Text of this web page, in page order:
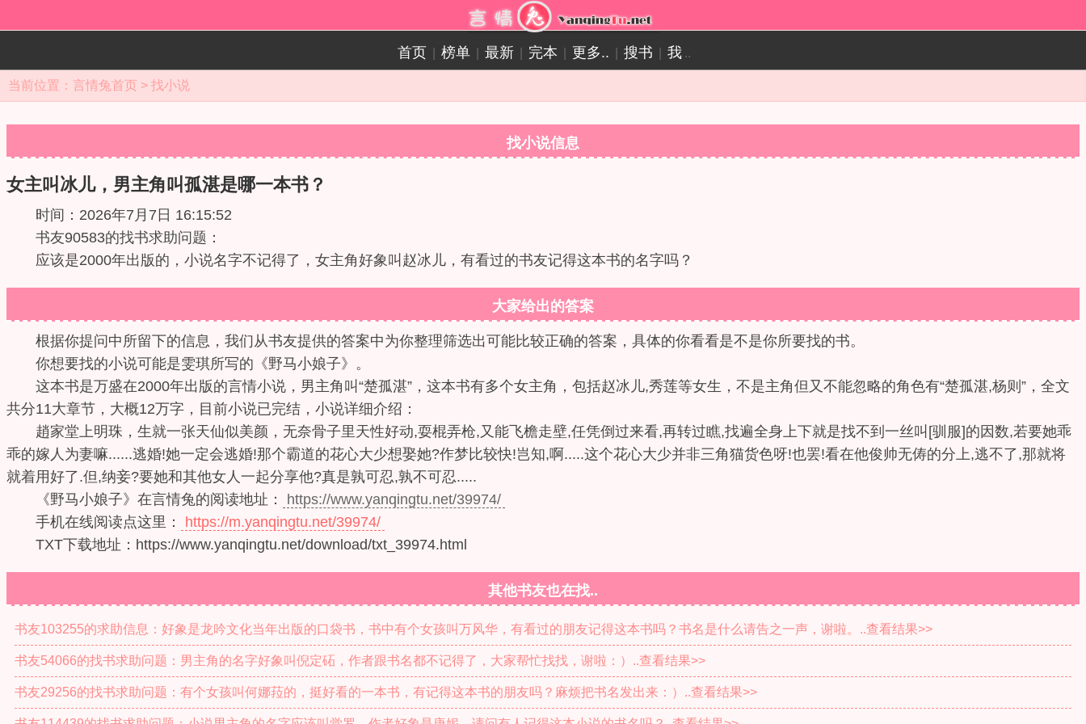
首页 榜单 最新 完本 更多.. 搜书 我 ..
当前位置： 言情兔首页 > 找小说
找小说信息
女主叫冰儿，男主角叫孤湛是哪一本书？
时间：2026年7月7日 16:15:52
书友90583的找书求助问题：
应该是2000年出版的，小说名字不记得了，女主角好象叫赵冰儿，有看过的书友记得这本书的名字吗？
大家给出的答案
根据你提问中所留下的信息，我们从书友提供的答案中为你整理筛选出可能比较正确的答案，具体的你看看是不是你所要找的书。
你想要找的小说可能是雯琪所写的《野马小娘子》。
这本书是万盛在2000年出版的言情小说，男主角叫“楚孤湛”，这本书有多个女主角，包括赵冰儿,秀莲等女生，不是主角但又不能忽略的角色有“楚孤湛,杨则”，全文
共分11大章节，大概12万字，目前小说已完结，小说详细介绍：
趙家堂上明珠，生就一张天仙似美颜，无奈骨子里天性好动,耍棍弄枪,又能飞檐走壁,任凭倒过来看,再转过瞧,找遍全身上下就是找不到一丝叫[驯服]的因数,若要她乖
乖的嫁人为妻嘛......逃婚!她一定会逃婚!那个霸道的花心大少想娶她?作梦比较快!岂知,啊.....这个花心大少并非三角猫货色呀!也罢!看在他俊帅无俦的分上,逃不了,那就将
就着用好了.但,纳妾?要她和其他女人一起分享他?真是孰可忍,孰不可忍.....
《野马小娘子》在言情兔的阅读地址：
https://www.yanqingtu.net/39974/
手机在线阅读点这里：
https://m.yanqingtu.net/39974/
TXT下载地址：https://www.yanqingtu.net/download/txt_39974.html
其他书友也在找..
书友103255的求助信息：好象是龙吟文化当年出版的口袋书，书中有个女孩叫万风华，有看过的朋友记得这本书吗？书名是什么请告之一声，谢啦。..查看结果>>
书友54066的找书求助问题：男主角的名字好象叫倪定砳，作者跟书名都不记得了，大家帮忙找找，谢啦：）..查看结果>>
书友29256的找书求助问题：有个女孩叫何娜菈的，挺好看的一本书，有记得这本书的朋友吗？麻烦把书名发出来：）..查看结果>>